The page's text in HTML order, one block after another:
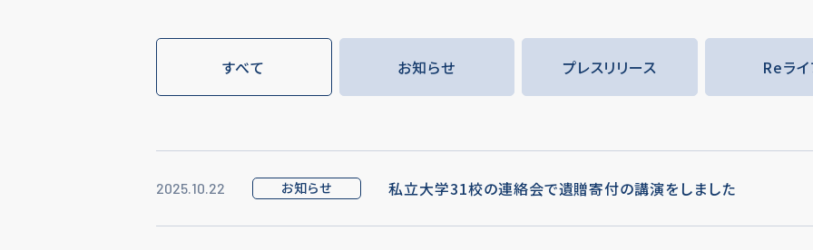
すべて お知らせ プレスリリース Reライ
2025.10.22 お知らせ 私立大学31校の連絡会で遺贈寄付の講演をしました